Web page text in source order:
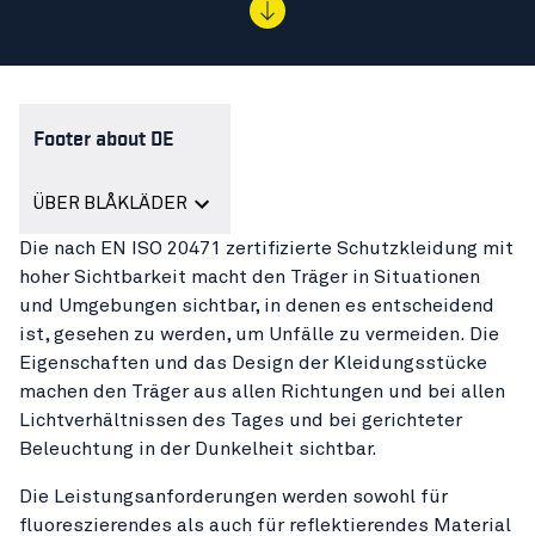
Footer about DE
ÜBER BLÅKLÄDER
Die nach EN ISO 20471 zertifizierte Schutzkleidung mit
hoher Sichtbarkeit macht den Träger in Situationen
und Umgebungen sichtbar, in denen es entscheidend
ist, gesehen zu werden, um Unfälle zu vermeiden. Die
Eigenschaften und das Design der Kleidungsstücke
machen den Träger aus allen Richtungen und bei allen
Lichtverhältnissen des Tages und bei gerichteter
Beleuchtung in der Dunkelheit sichtbar.
Die Leistungsanforderungen werden sowohl für
fluoreszierendes als auch für reflektierendes Material